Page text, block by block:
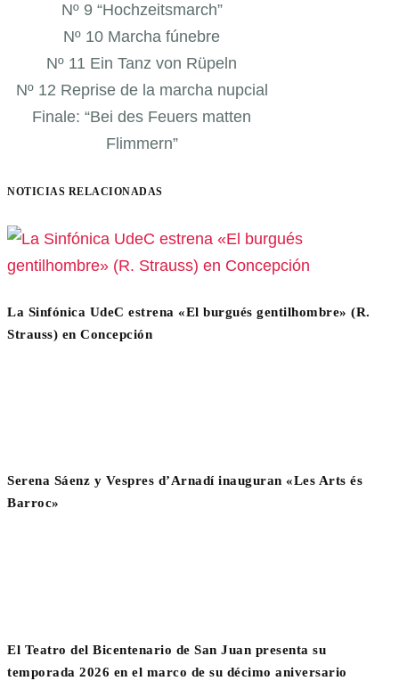
Nº 9 “Hochzeitsmarch”
Nº 10 Marcha fúnebre
Nº 11 Ein Tanz von Rüpeln
Nº 12 Reprise de la marcha nupcial
Finale: “Bei des Feuers matten
Flimmern”
NOTICIAS RELACIONADAS
La Sinfónica UdeC estrena «El burgués gentilhombre» (R.
Strauss) en Concepción
Serena Sáenz y Vespres d’Arnadí inauguran «Les Arts és
Barroc»
El Teatro del Bicentenario de San Juan presenta su
temporada 2026 en el marco de su décimo aniversario